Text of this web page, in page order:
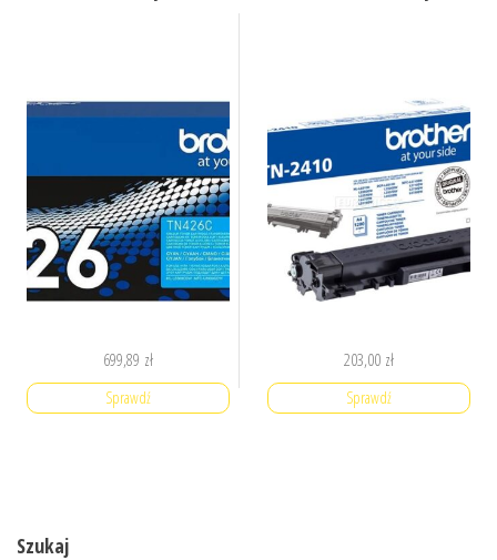
699,89 zł
Sprawdź
203,00 zł
Sprawdź
Szukaj